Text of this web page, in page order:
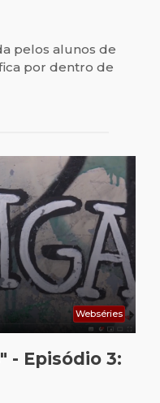
pelos alunos de
por dentro de
Webséries
- Episódio 3: